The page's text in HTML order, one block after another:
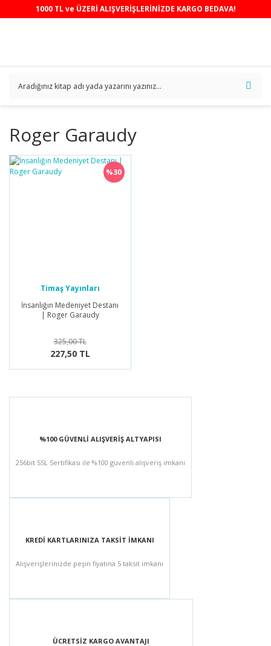
1000 TL ve ÜZERİ ALIŞVERİŞLERİNİZDE KARGO BEDAVA!
Roger Garaudy
%30
Timaş Yayınları
İnsanlığın Medeniyet Destanı
| Roger Garaudy
325,00 TL
227,50 TL
%100 GÜVENLİ ALIŞVERİŞ ALTYAPISI
256bit SSL Sertifikası ile %100 güvenli alışveriş imkanı
KREDİ KARTLARINIZA TAKSİT İMKANI
Alışverişlerinizde peşin fiyatına 5 taksit imkanı
ÜCRETSİZ KARGO AVANTAJI